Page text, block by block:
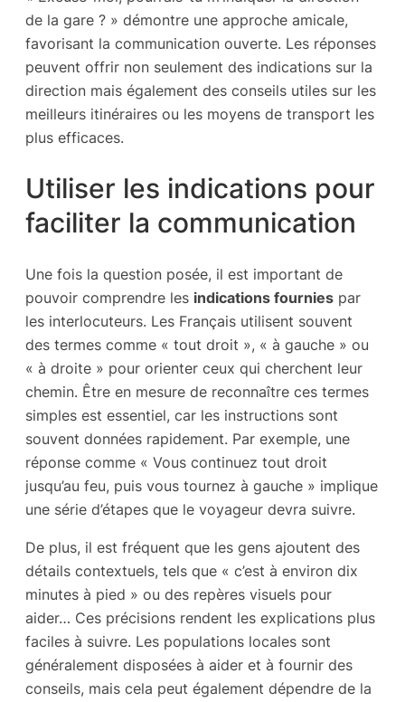
de la gare ? » démontre une approche amicale,
favorisant la communication ouverte. Les réponses
peuvent offrir non seulement des indications sur la
direction mais également des conseils utiles sur les
meilleurs itinéraires ou les moyens de transport les
plus efficaces.
Utiliser les indications pour
faciliter la communication
Une fois la question posée, il est important de
pouvoir comprendre les indications fournies par
les interlocuteurs. Les Français utilisent souvent
des termes comme « tout droit », « à gauche » ou
« à droite » pour orienter ceux qui cherchent leur
chemin. Être en mesure de reconnaître ces termes
simples est essentiel, car les instructions sont
souvent données rapidement. Par exemple, une
réponse comme « Vous continuez tout droit
jusqu’au feu, puis vous tournez à gauche » implique
une série d’étapes que le voyageur devra suivre.
De plus, il est fréquent que les gens ajoutent des
détails contextuels, tels que « c’est à environ dix
minutes à pied » ou des repères visuels pour
aider… Ces précisions rendent les explications plus
faciles à suivre. Les populations locales sont
généralement disposées à aider et à fournir des
conseils, mais cela peut également dépendre de la